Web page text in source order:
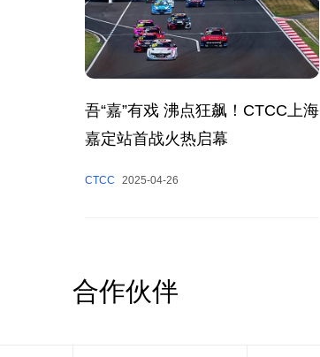
吾“嘉”有戏 沸点狂飙！CTCC上海
嘉定站首战火热启幕
CTCC 2025-04-26
合作伙伴